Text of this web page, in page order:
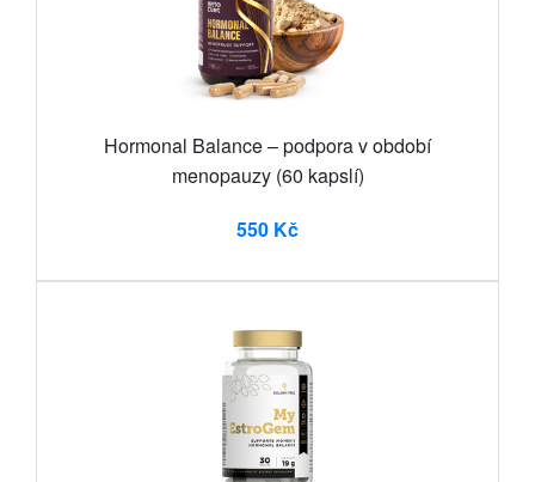
Hormonal Balance – podpora v období
menopauzy (60 kapslí)
550 Kč